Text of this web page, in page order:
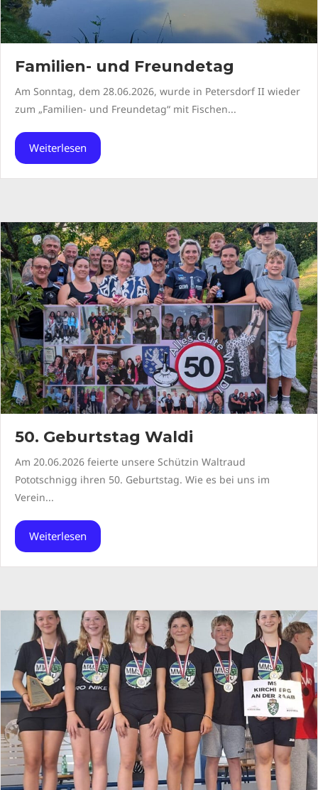
Familien- und Freundetag
Am Sonntag, dem 28.06.2026, wurde in Petersdorf II wieder
zum „Familien- und Freundetag“ mit Fischen...
Weiterlesen
50. Geburtstag Waldi
Am 20.06.2026 feierte unsere Schützin Waltraud
Pototschnigg ihren 50. Geburtstag. Wie es bei uns im
Verein...
Weiterlesen